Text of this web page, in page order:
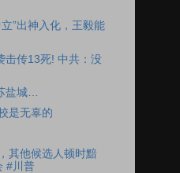
”出神入化，王毅能
击传13死! 中共：没
盐城…
是无辜的
其他候选人顿时黯
#川普